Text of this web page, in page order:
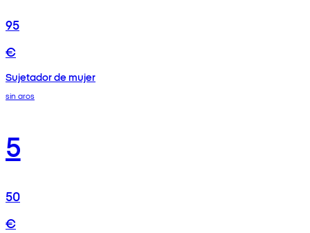
95
€
Sujetador de mujer
sin aros
5
50
€